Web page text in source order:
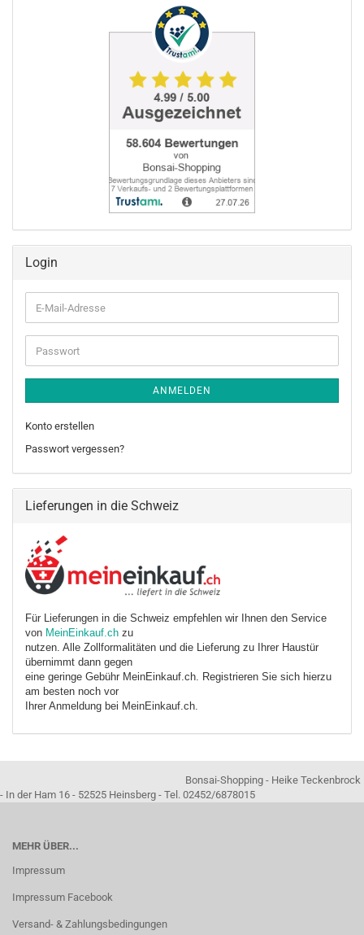
Login
E-
Mail-
Adresse
Passwort
ANMELDEN
Konto erstellen
Passwort vergessen?
Lieferungen in die Schweiz
Für Lieferungen in die Schweiz empfehlen wir Ihnen den Service
von MeinEinkauf.ch zu
nutzen. Alle Zollformalitäten und die Lieferung zu Ihrer Haustür
übernimmt dann gegen
eine geringe Gebühr MeinEinkauf.ch. Registrieren Sie sich hierzu
am besten noch vor
Ihrer Anmeldung bei MeinEinkauf.ch.
Bonsai-Shopping - Heike Teckenbrock
- In der Ham 16 - 52525 Heinsberg - Tel. 02452/6878015
MEHR ÜBER...
Impressum
Impressum Facebook
Versand- & Zahlungsbedingungen